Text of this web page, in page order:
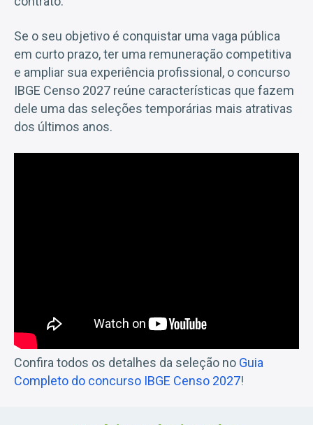
Se o seu objetivo é conquistar uma vaga pública
em curto prazo, ter uma remuneração competitiva
e ampliar sua experiência profissional, o concurso
IBGE Censo 2027 reúne características que fazem
dele uma das seleções temporárias mais atrativas
dos últimos anos.
Confira todos os detalhes da seleção no Guia
Completo do concurso IBGE Censo 2027!